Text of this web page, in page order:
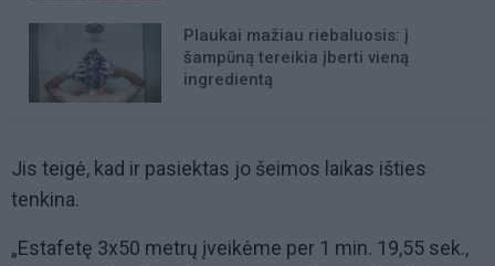
Plaukai mažiau riebaluosis: į
šampūną tereikia įberti vieną
ingredientą
Jis teigė, kad ir pasiektas jo šeimos laikas išties
tenkina.
„Estafetę 3x50 metrų įveikėme per 1 min. 19,55 sek.,